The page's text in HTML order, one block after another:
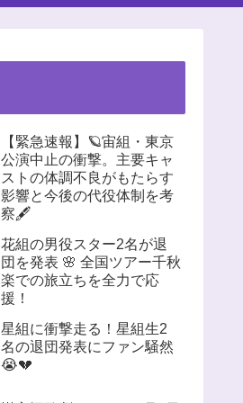
【緊急速報】🪐宙組・東京
公演中止の衝撃。主要キャ
ストの体調不良がもたらす
影響と今後の代役体制を考
察🖋️
花組の男役スター2名が退
団を発表 🌸 全国ツアー千秋
楽での旅立ちを全力で応
援！
星組に衝撃走る！星組生2
名の退団発表にファン騒然
😭💔